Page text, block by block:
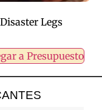
Disaster Legs
a Presupuesto